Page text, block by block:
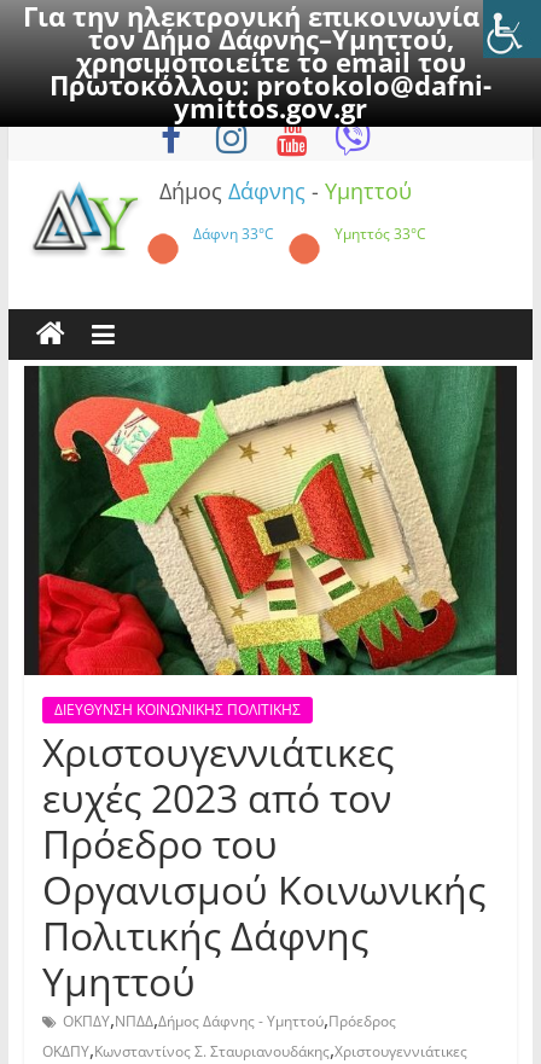
Για την ηλεκτρονική επικοινωνία με
τον Δήμο Δάφνης–Υμηττού,
χρησιμοποιείτε το email του
Πρωτοκόλλου:protokolo@dafni-
ymittos.gov.gr
to
Δευτέρα, 10 Αυγούστου 2026
Δήμος Δάφνης - Υμηττού
Δάφνη33°C Υμηττός33°C
ΔΙΕΥΘΥΝΣΗ ΚΟΙΝΩΝΙΚΗΣ ΠΟΛΙΤΙΚΗΣ
Χριστουγεννιάτικες
ευχές 2023 από τον
Πρόεδρο του
Οργανισμού Κοινωνικής
Πολιτικής Δάφνης
Υμηττού
ΟΚΠΔΥ,ΝΠΔΔ,Δήμος Δάφνης - Υμηττού,Πρόεδρος
ΟΚΔΠΥ,Κωνσταντίνος Σ. Σταυριανουδάκης,Χριστουγεννιάτικες